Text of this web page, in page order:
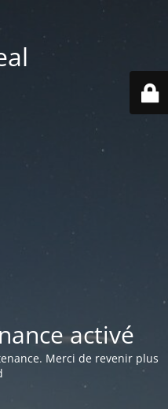
activé
Merci de revenir plus